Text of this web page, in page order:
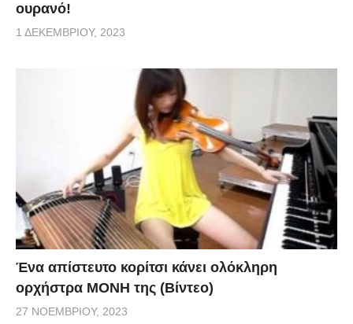
ουρανό!
1 ΔΕΚΕΜΒΡΊΟΥ, 2023
Ένα απίστευτο κορίτσι κάνει ολόκληρη
ορχήστρα ΜΟΝΗ της (Βίντεο)
27 ΝΟΕΜΒΡΊΟΥ, 2023